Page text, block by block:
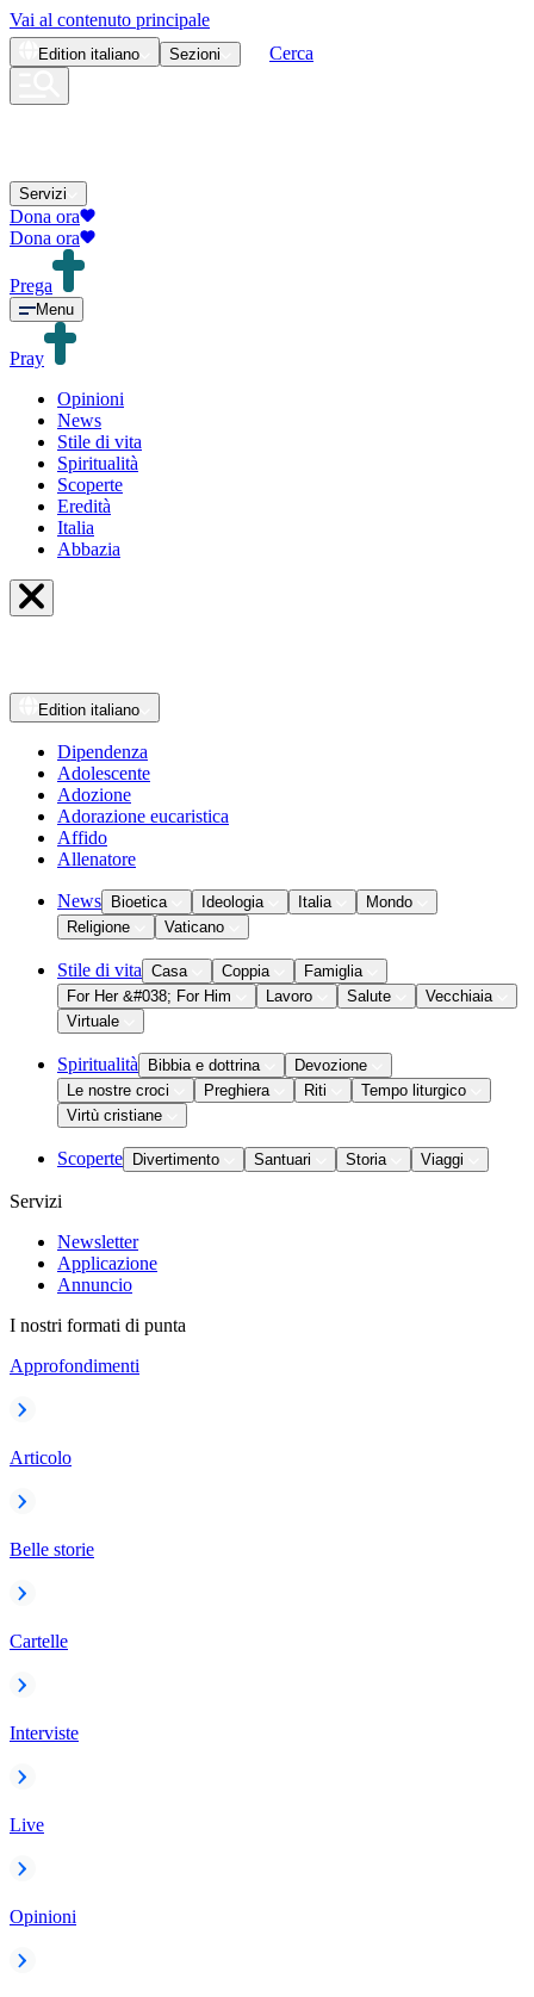
Vai al contenuto principale
Edition italiano Sezioni Cerca
Servizi
Dona ora
Dona ora
Prega
Menu
Pray
Opinioni
News
Stile di vita
Spiritualità
Scoperte
Eredità
Italia
Abbazia
Edition italiano
Dipendenza
Adolescente
Adozione
Adorazione eucaristica
Affido
Allenatore
News Bioetica Ideologia Italia
Mondo
Religione
Vaticano
Stile di vita Casa Coppia
Famiglia
For Her &#038; For Him
Lavoro Salute
Vecchiaia
Virtuale
Spiritualità Bibbia e dottrina
Devozione
Le nostre croci
Preghiera Riti
Tempo liturgico
Virtù cristiane
Scoperte Divertimento Santuari Storia Viaggi
Servizi
Newsletter
Applicazione
Annuncio
I nostri formati di punta
Approfondimenti
Articolo
Belle storie
Cartelle
Interviste
Live
Opinioni